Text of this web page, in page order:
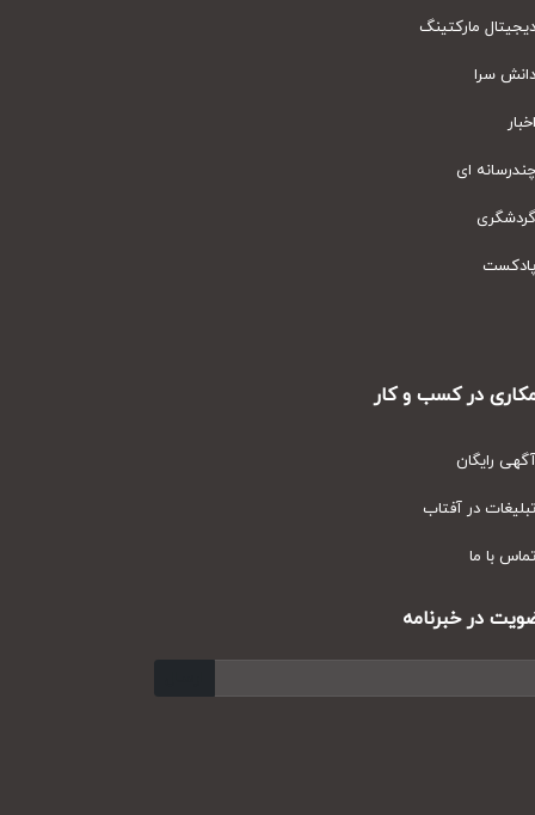
مارکتینگ
سرا
ای
در کسب و کار
رایگان
در آفتاب
با ما
در خبرنامه